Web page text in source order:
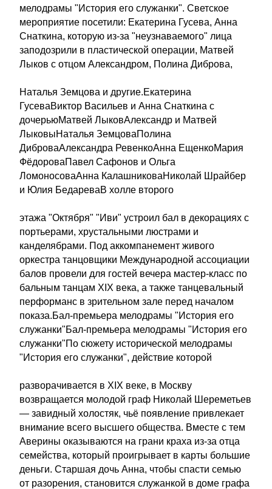
мелодрамы "История его служанки". Светское
мероприятие посетили: Екатерина Гусева, Анна
Снаткина, которую из-за "неузнаваемого" лица
заподозрили в пластической операции, Матвей
Лыков с отцом Александром, Полина Диброва,
Наталья Земцова и другие.Екатерина
ГусеваВиктор Васильев и Анна Снаткина с
дочерьюМатвей ЛыковАлександр и Матвей
ЛыковыНаталья ЗемцоваПолина
ДиброваАлександра РевенкоАнна ЕщенкоМария
ФёдороваПавел Сафонов и Ольга
ЛомоносоваАнна КалашниковаНиколай Шрайбер
и Юлия БедареваВ холле второго
этажа "Октября" "Иви" устроил бал в декорациях с
портьерами, хрустальными люстрами и
канделябрами. Под аккомпанемент живого
оркестра танцовщики Международной ассоциации
балов провели для гостей вечера мастер-класс по
бальным танцам XIX века, а также танцевальный
перформанс в зрительном зале перед началом
показа.Бал-премьера мелодрамы "История его
служанки"Бал-премьера мелодрамы "История его
служанки"По сюжету исторической мелодрамы
"История его служанки", действие которой
разворачивается в XIX веке, в Москву
возвращается молодой граф Николай Шереметьев
— завидный холостяк, чьё появление привлекает
внимание всего высшего общества. Вместе с тем
Аверины оказываются на грани краха из-за отца
семейства, который проигрывает в карты большие
деньги. Старшая дочь Анна, чтобы спасти семью
от разорения, становится служанкой в доме графа